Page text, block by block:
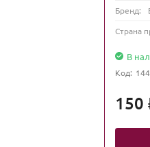
Бренд:
Страна
В
Код:
150